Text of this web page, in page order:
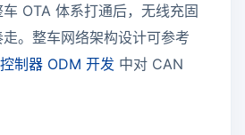
OTA 体系打通后，无线充固
。整车网络架构设计可参考
制器 ODM 开发 中对 CAN